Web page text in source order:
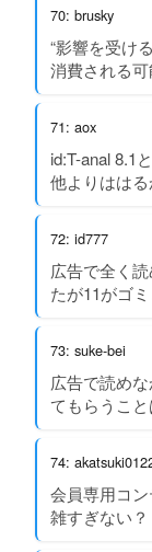
70: brusky
“影響を受け
消費される
71: aox
id:T-anal 8.1
他よりはは
72: id777
広告で全く
たが11がゴ
73: suke-bei
広告で読め
てもらうこ
74:
会員専用コ
雑すぎない？